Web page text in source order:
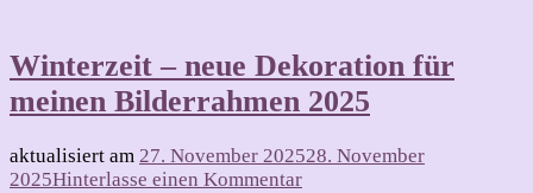
Winterzeit – neue Dekoration für
meinen Bilderrahmen 2025
aktualisiert am 27. November 202528. November
2025Hinterlasse einen Kommentarzu